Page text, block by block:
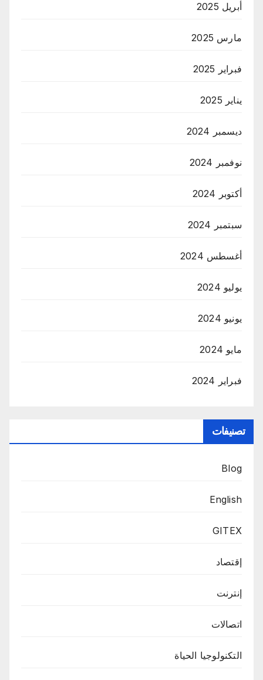
أبريل 2025
مارس 2025
فبراير 2025
يناير 2025
ديسمبر 2024
نوفمبر 2024
أكتوبر 2024
سبتمبر 2024
أغسطس 2024
يوليو 2024
يونيو 2024
مايو 2024
فبراير 2024
تصنيفات
Blog
English
GITEX
إقتصاد
إنترنت
اتصالات
التكنولوجيا الحياة